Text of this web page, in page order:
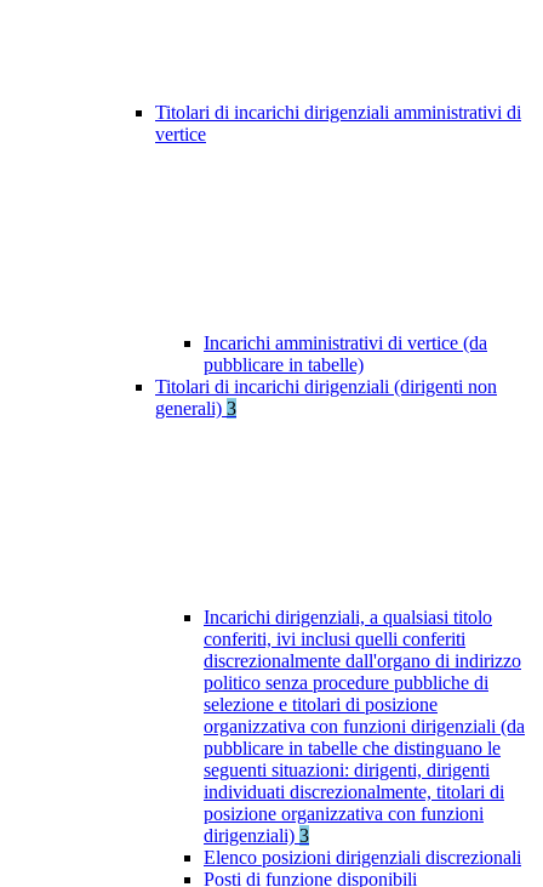
Titolari di incarichi dirigenziali amministrativi di
vertice
Incarichi amministrativi di vertice (da
pubblicare in tabelle)
Titolari di incarichi dirigenziali (dirigenti non
generali) 3
Incarichi dirigenziali, a qualsiasi titolo
conferiti, ivi inclusi quelli conferiti
discrezionalmente dall'organo di indirizzo
politico senza procedure pubbliche di
selezione e titolari di posizione
organizzativa con funzioni dirigenziali (da
pubblicare in tabelle che distinguano le
seguenti situazioni: dirigenti, dirigenti
individuati discrezionalmente, titolari di
posizione organizzativa con funzioni
dirigenziali) 3
Elenco posizioni dirigenziali discrezionali
Posti di funzione disponibili